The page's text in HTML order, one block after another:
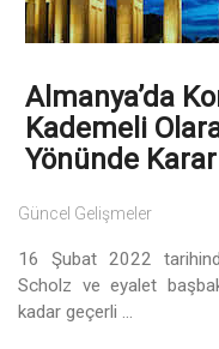
Almanya’da
Kademeli
Yönünde Karar
Güncel Gelişmeler
16 Şubat 2022
Scholz ve eyalet
kadar geçerli ...